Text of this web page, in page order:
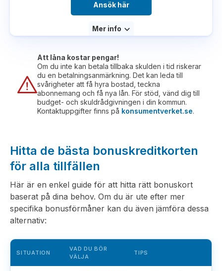
Ansök här
Mer info
Att låna kostar pengar!
Om du inte kan betala tillbaka skulden i tid riskerar
du en betalningsanmärkning. Det kan leda till
svårigheter att få hyra bostad, teckna
abonnemang och få nya lån. För stöd, vänd dig till
budget- och skuldrådgivningen i din kommun.
Kontaktuppgifter finns på konsumentverket.se.
Hitta de bästa bonuskreditkorten
för alla tillfällen
Här är en enkel guide för att hitta rätt bonuskort
baserat på dina behov. Om du är ute efter mer
specifika bonusförmåner kan du även jämföra dessa
alternativ:
SITUATION
VAD DU BÖR
VÄLJA
TIPS